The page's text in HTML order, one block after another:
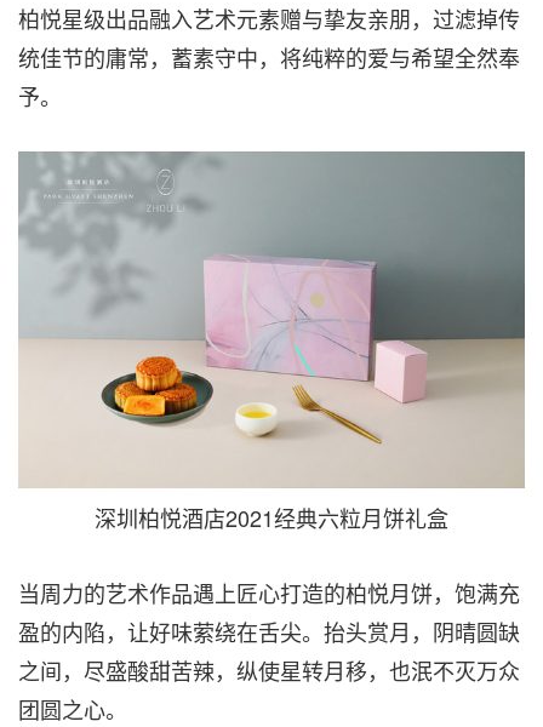
柏悦星级出品融入艺术元素赠与挚友亲朋，过滤掉传
统佳节的庸常，蓄素守中，将纯粹的爱与希望全然奉
予。
深圳柏悦酒店2021经典六粒月饼礼盒
当周力的艺术作品遇上匠心打造的柏悦月饼，饱满充
盈的内陷，让好味萦绕在舌尖。抬头赏月，阴晴圆缺
之间，尽盛酸甜苦辣，纵使星转月移，也泯不灭万众
团圆之心。